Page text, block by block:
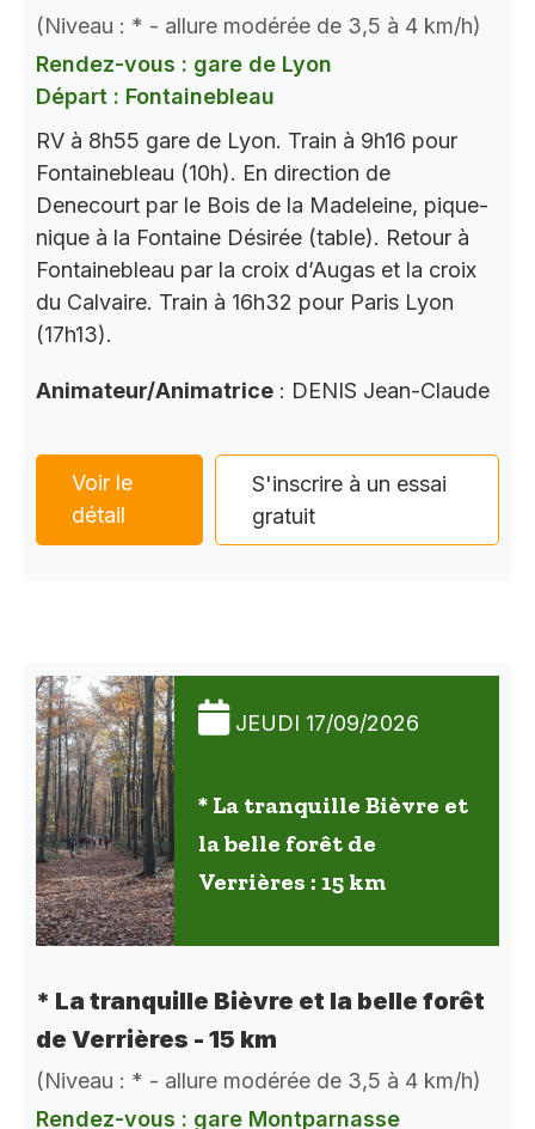
(Niveau : * - allure modérée de 3,5 à 4 km/h)
Rendez-vous : gare de Lyon
Départ : Fontainebleau
RV à 8h55 gare de Lyon. Train à 9h16 pour
Fontainebleau (10h). En direction de
Denecourt par le Bois de la Madeleine, pique-
nique à la Fontaine Désirée (table). Retour à
Fontainebleau par la croix d’Augas et la croix
du Calvaire. Train à 16h32 pour Paris Lyon
(17h13).
Animateur/Animatrice : DENIS Jean-Claude
Voir le
détail
S'inscrire à un essai
gratuit
JEUDI 17/09/2026
* La tranquille Bièvre et
la belle forêt de
Verrières : 15 km
* La tranquille Bièvre et la belle forêt
de Verrières - 15 km
(Niveau : * - allure modérée de 3,5 à 4 km/h)
Rendez-vous : gare Montparnasse